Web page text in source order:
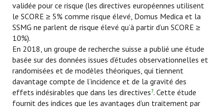
validée pour ce risque (les directives européennes utilisent
le SCORE ≥ 5% comme risque élevé, Domus Medica et la
SSMG ne parlent de risque élevé qu’à partir d’un SCORE ≥
10%).
En 2018, un groupe de recherche suisse a publié une étude
basée sur des données issues d’études observationnelles et
randomisées et de modèles théoriques, qui tiennent
davantage compte de l’incidence et de la gravité des
effets indésirables que dans les directives7. Cette étude
fournit des indices que les avantages d’un traitement par